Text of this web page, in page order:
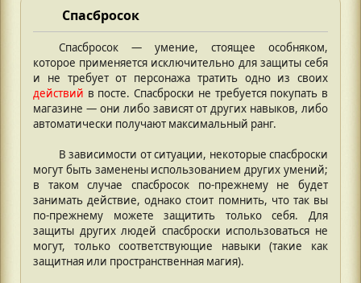
Спасбросок
Спасбросок — умение, стоящее особняком,
которое применяется исключительно для защиты себя
и не требует от персонажа тратить одно из своих
действий в посте. Спасброски не требуется покупать в
магазине — они либо зависят от других навыков, либо
автоматически получают максимальный ранг.
В зависимости от ситуации, некоторые спасброски
могут быть заменены использованием других умений;
в таком случае спасбросок по-прежнему не будет
занимать действие, однако стоит помнить, что так вы
по-прежнему можете защитить только себя. Для
защиты других людей спасброски использоваться не
могут, только соответствующие навыки (такие как
защитная или пространственная магия).